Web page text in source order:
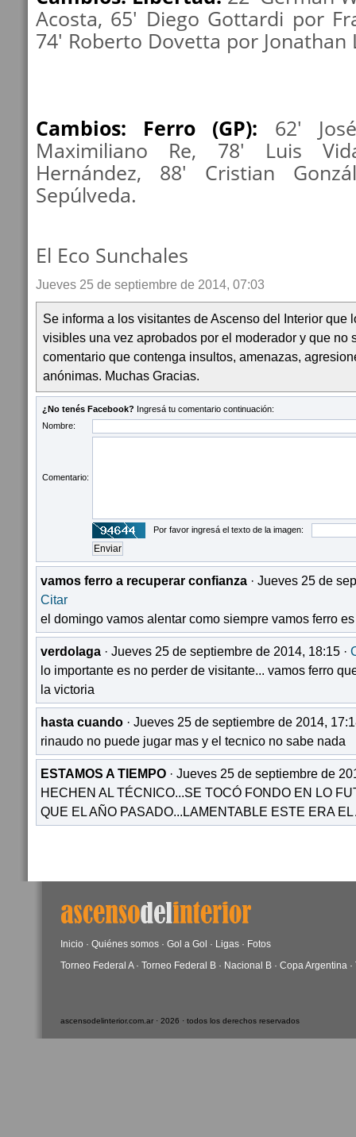
Acosta, 65' Diego Gottardi por
74' Roberto Dovetta por Jonathan
Cambios: Ferro (GP): 62'
Maximiliano Re, 78' Luis
Hernández, 88' Cristian
Sepúlveda.
El Eco Sunchales
Jueves 25 de septiembre de 2014, 07:03
Se informa a los visitantes de Ascenso del Interior que
visibles una vez aprobados por el moderador y que no
comentario que contenga insultos, amenazas,
anónimas. Muchas Gracias.
¿No tenés Facebook? Ingresá tu comentario continuación:
Nombre:
Comentario:
Por favor ingresá el texto de la imagen:
vamos ferro a recuperar confianza · Jueves 25 de
Citar
el domingo vamos alentar como siempre vamos ferro
verdolaga · Jueves 25 de septiembre de 2014, 18:15 ·
lo importante es no perder de visitante... vamos ferro
la victoria
hasta cuando · Jueves 25 de septiembre de 2014,
rinaudo no puede jugar mas y el tecnico no sabe nada
ESTAMOS A TIEMPO · Jueves 25 de septiembre de
HECHEN AL TÉCNICO...SE TOCÓ FONDO EN LO
QUE EL AÑO PASADO...LAMENTABLE ESTE ERA EL
Inicio · Quiénes somos · Gol a Gol · Ligas · Fotos
Torneo Federal A· Torneo Federal B · Nacional B · Copa Argentina ·
ascensodelinterior.com.ar · 2026 · todos los derechos reservados